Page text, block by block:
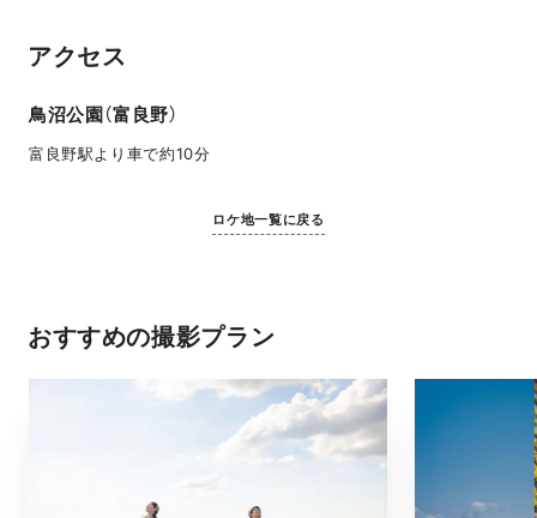
アクセス
鳥沼公園（富良野）
富良野駅より車で約10分
ロケ地一覧に戻る
おすすめの撮影プラン